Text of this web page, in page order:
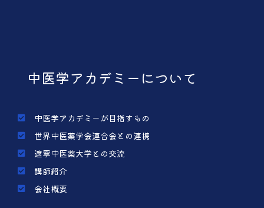
中医学アカデミーについて
中医学アカデミーが目指すもの
世界中医薬学会連合会との連携
遼寧中医薬大学との交流
講師紹介
会社概要